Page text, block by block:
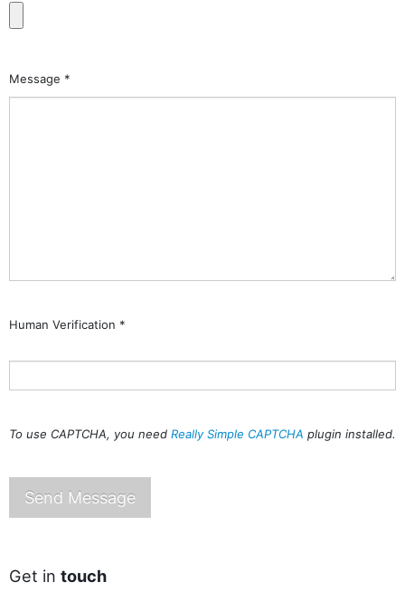
Message *
Human Verification *
To use CAPTCHA, you need Really Simple CAPTCHA plugin installed.
Get in touch